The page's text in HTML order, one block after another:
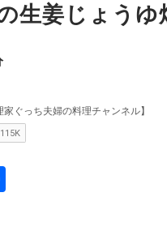
生姜じょうゆ